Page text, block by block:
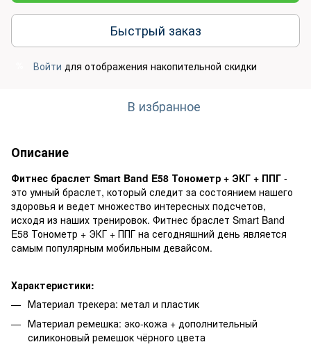
Быстрый заказ
Войти для отображения накопительной скидки
В избранное
Описание
Фитнес браслет Smart Band E58 Тонометр + ЭКГ + ППГ -
это умный браслет, который следит за состоянием нашего
здоровья и ведет множество интересных подсчетов,
исходя из наших тренировок. Фитнес браслет Smart Band
E58 Тонометр + ЭКГ + ППГ на сегодняшний день является
самым популярным мобильным девайсом.
Характеристики:
Материал трекера: метал и пластик
Материал ремешка: эко-кожа + дополнительный
силиконовый ремешок чёрного цвета